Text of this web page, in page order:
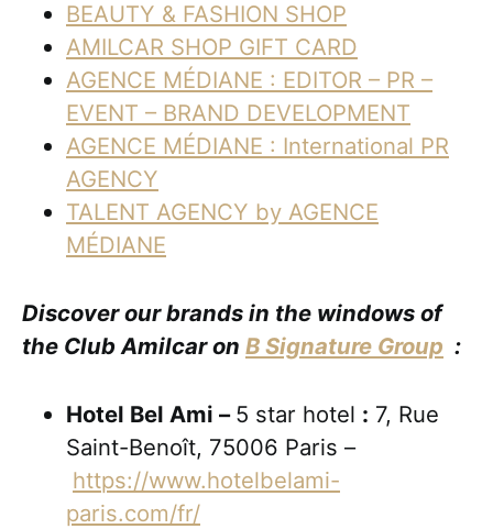
BEAUTY & FASHION SHOP
AMILCAR SHOP GIFT CARD
AGENCE MÉDIANE : EDITOR – PR –
EVENT – BRAND DEVELOPMENT
AGENCE MÉDIANE : International PR
AGENCY
TALENT AGENCY by AGENCE
MÉDIANE
Discover our brands in the windows of
the Club Amilcar on B Signature Group :
Hotel Bel Ami – 5 star hotel : 7, Rue
Saint-Benoît, 75006 Paris –
https://www.hotelbelami-
paris.com/fr/